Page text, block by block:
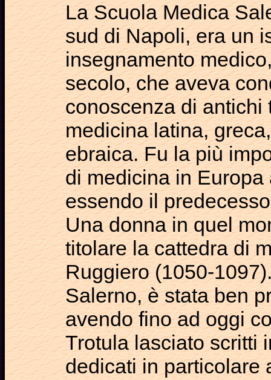
La Scuola Medica
sud di Napoli, era un
insegnamento
secolo, che aveva
conoscenza di antichi
medicina latina,
ebraica. Fu la più
di medicina in Europa
essendo il
Una donna in quel
titolare la cattedra di
Ruggiero (1050-
Salerno, è stata ben
avendo fino ad oggi
Trotula lasciato scritti
dedicati in particolare